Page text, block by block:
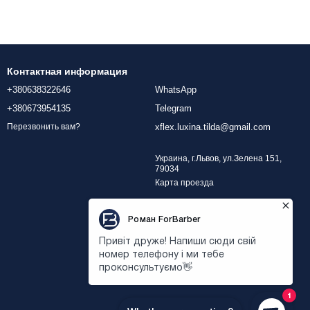
Контактная информация
+380638322646
+380673954135
Перезвонить вам?
WhatsApp
Telegram
xflex.luxina.tilda@gmail.com
Украина, г.Львов, ул.Зелена 151,
79034
Карта проезда